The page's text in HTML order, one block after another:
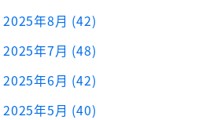
2025年8月 (42)
2025年7月 (48)
2025年6月 (42)
2025年5月 (40)